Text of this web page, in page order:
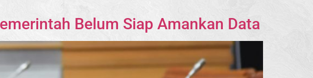
Belum Siap Amankan Data